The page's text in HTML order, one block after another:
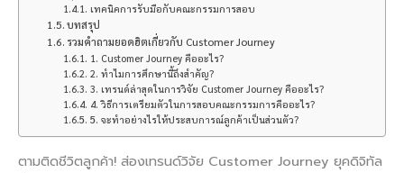
เทคนิคการรับมือกับคณะกรรมการสอบ
บทสรุป
รวมคำถามยอดฮิตเกี่ยวกับ Customer Journey
1. Customer Journey คืออะไร?
2. ทำไมการศึกษานี้ถึงสำคัญ?
3. เทรนด์ล่าสุดในการวิจัย Customer Journey คืออะไร?
4. วิธีการเตรียมตัวในการสอบคณะกรรมการคืออะไร?
5. จะทำอย่างไรให้ประสบการณ์ลูกค้าเป็นส่วนตัว?
ตามติดชีวิตลูกค้า! ส่องเทรนด์วิจัย Customer Journey ยุคดิจิทัล